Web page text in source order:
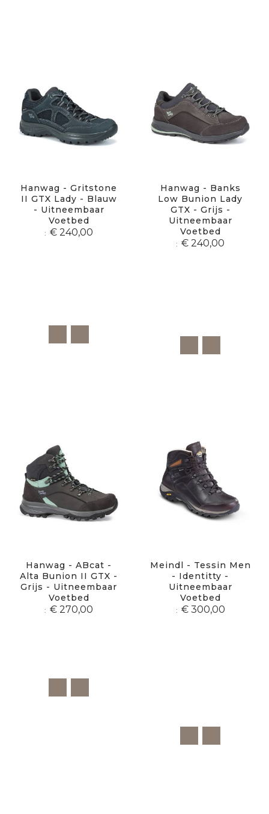
Hanwag - Gritstone
II GTX Lady - Blauw
- Uitneembaar
Voetbed
€ 240,00
Hanwag - Banks
Low Bunion Lady
GTX - Grijs -
Uitneembaar
Voetbed
€ 240,00
Hanwag - ABcat -
Alta Bunion II GTX -
Grijs - Uitneembaar
Voetbed
€ 270,00
Meindl - Tessin Men
- Identitty -
Uitneembaar
Voetbed
€ 300,00